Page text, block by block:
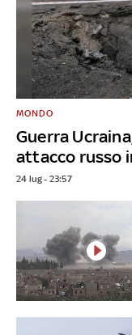
Guerra
attacco russo
MONDO
24 lug - 23:57